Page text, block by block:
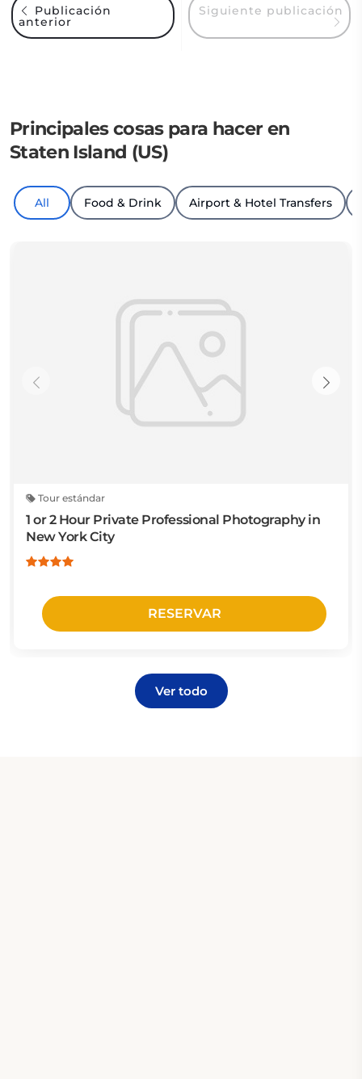
Siguiente publicación
Publicación
anterior
Principales cosas para hacer en
Staten Island (US)
All Food & Drink Airport & Hotel Transfers
Tour estándar
1 or 2 Hour Private Professional Photography in
New York City
RESERVAR
Ver todo